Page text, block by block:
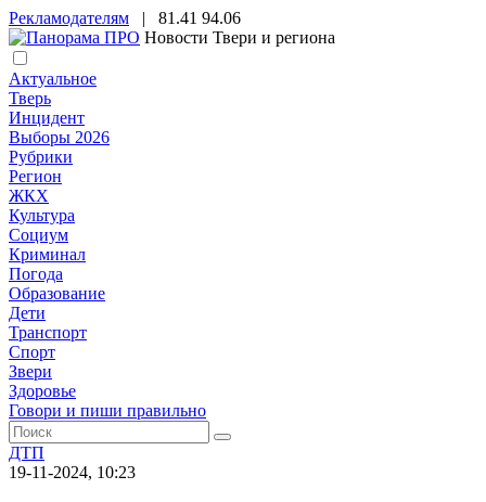
Рекламодателям | 81.41 94.06
Новости Твери и региона
Актуальное
Тверь
Инцидент
Выборы 2026
Рубрики
Регион
ЖКХ
Культура
Социум
Криминал
Погода
Образование
Дети
Транспорт
Спорт
Звери
Здоровье
Говори и пиши правильно
ДТП
19-11-2024, 10:23